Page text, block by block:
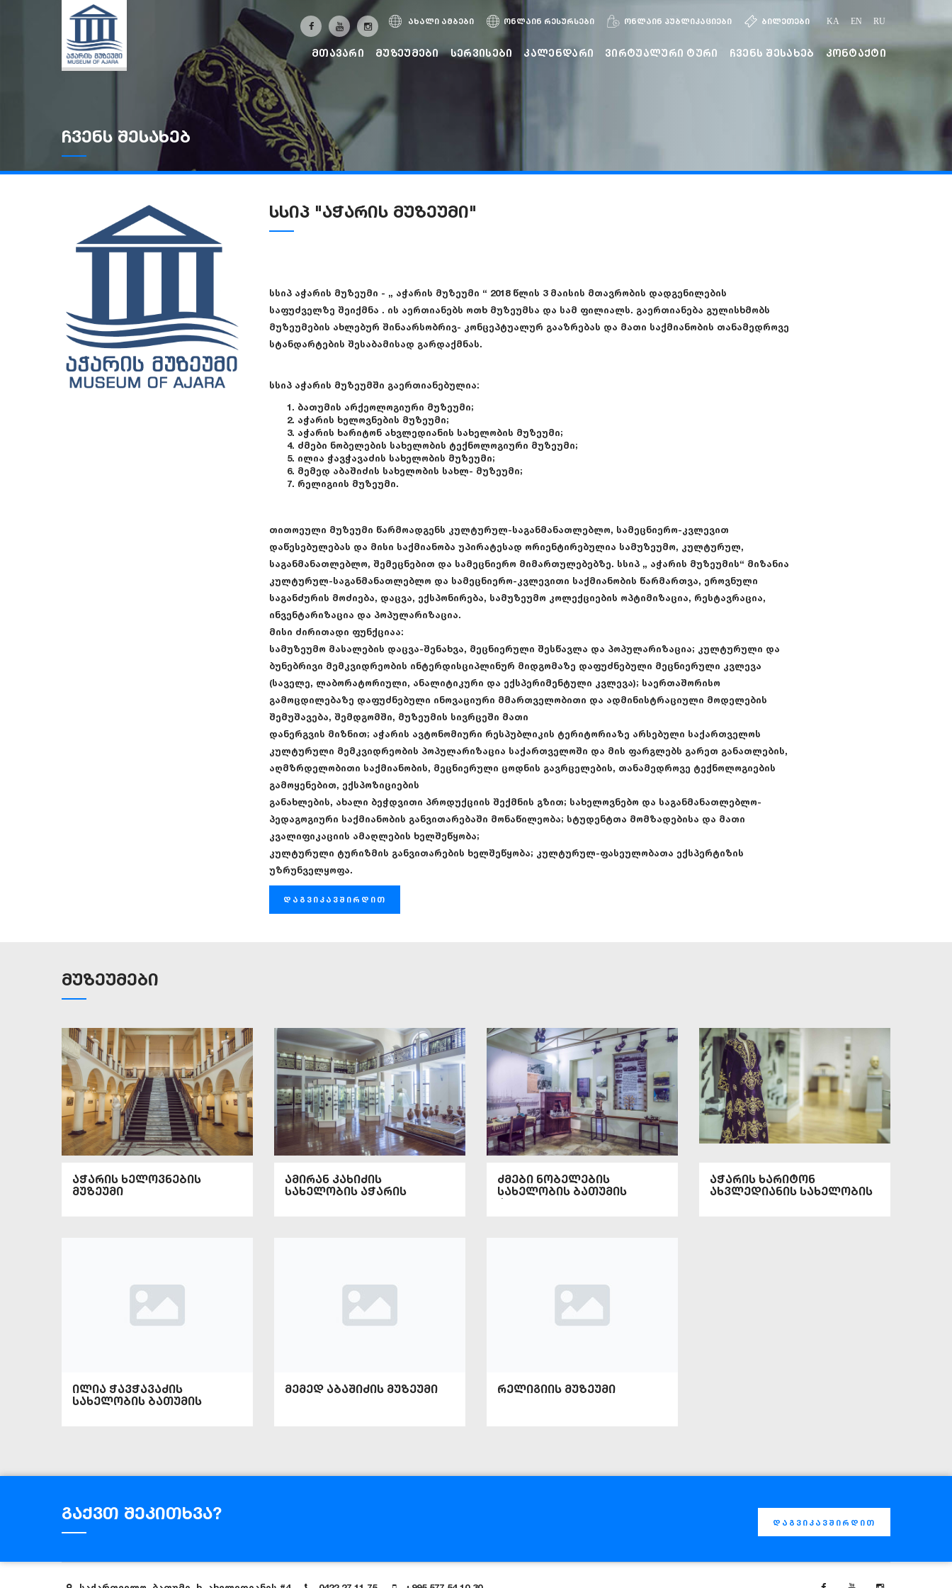
ახალი ამბები ონლაინ რესურსები ონლაინ პუბლიკაციები ბილეთები KA EN RU
მთავარი მუზეუმები სერვისები კალენდარი ვირტუალური ტური ჩვენს შესახებ კონტაქტი
ჩვენს შესახებ
სსიპ "აჭარის მუზეუმი"
სსიპ აჭარის მუზეუმი - „ აჭარის მუზეუმი “ 2018 წლის 3 მაისის მთავრობის დადგენილების
საფუძველზე შეიქმნა . ის აერთიანებს ოთხ მუზეუმსა და სამ ფილიალს. გაერთიანება გულისხმობს
მუზეუმების ახლებურ შინაარსობრივ- კონცეპტუალურ გააზრებას და მათი საქმიანობის თანამედროვე
სტანდარტების შესაბამისად გარდაქმნას.
სსიპ აჭარის მუზეუმში გაერთიანებულია:
ბათუმის არქეოლოგიური მუზეუმი;
აჭარის ხელოვნების მუზეუმი;
აჭარის ხარიტონ ახვლედიანის სახელობის მუზეუმი;
ძმები ნობელების სახელობის ტექნოლოგიური მუზეუმი;
ილია ჭავჭავაძის სახელობის მუზეუმი;
მემედ აბაშიძის სახელობის სახლ- მუზეუმი;
რელიგიის მუზეუმი.
თითოეული მუზეუმი წარმოადგენს კულტურულ-საგანმანათლებლო, სამეცნიერო-კვლევით
დაწესებულებას და მისი საქმიანობა უპირატესად ორიენტირებულია სამუზეუმო, კულტურულ,
საგანმანათლებლო, შემეცნებით და სამეცნიერო მიმართულებებზე. სსიპ „ აჭარის მუზეუმის“ მიზანია
კულტურულ-საგანმანათლებლო და სამეცნიერო-კვლევითი საქმიანობის წარმართვა, ეროვნული
საგანძურის მოძიება, დაცვა, ექსპონირება, სამუზეუმო კოლექციების ოპტიმიზაცია, რესტავრაცია,
ინვენტარიზაცია და პოპულარიზაცია.
მისი ძირითადი ფუნქციაა:
სამუზეუმო მასალების დაცვა-შენახვა, მეცნიერული შესწავლა და პოპულარიზაცია; კულტურული და
ბუნებრივი მემკვიდრეობის ინტერდისციპლინურ მიდგომაზე დაფუძნებული მეცნიერული კვლევა
(საველე, ლაბორატორიული, ანალიტიკური და ექსპერიმენტული კვლევა); საერთაშორისო
გამოცდილებაზე დაფუძნებული ინოვაციური მმართველობითი და ადმინისტრაციული მოდელების
შემუშავება, შემდგომში, მუზეუმის სივრცეში მათი
დანერგვის მიზნით; აჭარის ავტონომიური რესპუბლიკის ტერიტორიაზე არსებული საქართველოს
კულტურული მემკვიდრეობის პოპულარიზაცია საქართველოში და მის ფარგლებს გარეთ განათლების,
აღმზრდელობითი საქმიანობის, მეცნიერული ცოდნის გავრცელების, თანამედროვე ტექნოლოგიების
გამოყენებით, ექსპოზიციების
განახლების, ახალი ბეჭდვითი პროდუქციის შექმნის გზით; სახელოვნებო და საგანმანათლებლო-
პედაგოგიური საქმიანობის განვითარებაში მონაწილეობა; სტუდენტთა მომზადებისა და მათი
კვალიფიკაციის ამაღლების ხელშეწყობა;
კულტურული ტურიზმის განვითარების ხელშეწყობა; კულტურულ-ფასეულობათა ექსპერტიზის
უზრუნველყოფა.
დაგვიკავშირდით
მუზეუმები
აჭარის ხელოვნების
მუზეუმი
ამირან კახიძის
სახელობის აჭარის
ძმები ნობელების
სახელობის ბათუმის
ტექნოლოგიური მუზეუმი
აჭარის ხარიტონ
ახვლედიანის სახელობის
ილია ჭავჭავაძის
სახელობის ბათუმის
მემედ აბაშიძის მუზეუმი რელიგიის მუზეუმი
გაქვთ შეკითხვა? დაგვიკავშირდით